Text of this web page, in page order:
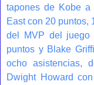
tapones de Kobe a
East con 20 puntos,
del MVP del juego
puntos y Blake
ocho asistencias,
Dwight Howard